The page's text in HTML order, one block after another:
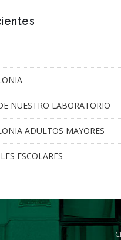
NUESTRO LABORATORIO
ADULTOS MAYORES
ESCOLARES